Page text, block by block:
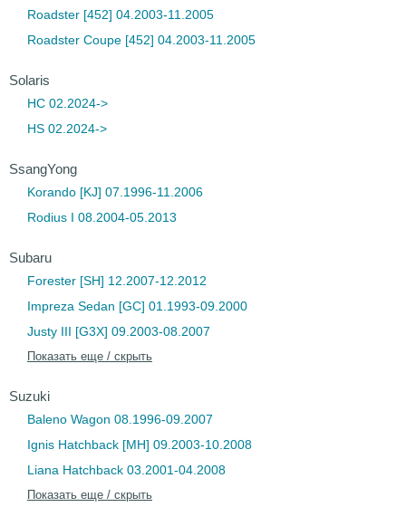
Roadster [452] 04.2003-11.2005
Roadster Coupe [452] 04.2003-11.2005
Solaris
HC 02.2024->
HS 02.2024->
SsangYong
Korando [KJ] 07.1996-11.2006
Rodius I 08.2004-05.2013
Subaru
Forester [SH] 12.2007-12.2012
Impreza Sedan [GC] 01.1993-09.2000
Justy III [G3X] 09.2003-08.2007
Показать еще / скрыть
Suzuki
Baleno Wagon 08.1996-09.2007
Ignis Hatchback [MH] 09.2003-10.2008
Liana Hatchback 03.2001-04.2008
Показать еще / скрыть